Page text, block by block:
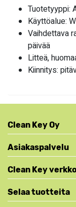
Tuotetyyppi:
Käyttöalue:
Vaihdettava
päivää
Litteä,
Kiinnitys:
Clean Key Oy
Asiakaspalvelu
Clean Key
Selaa tuotteita